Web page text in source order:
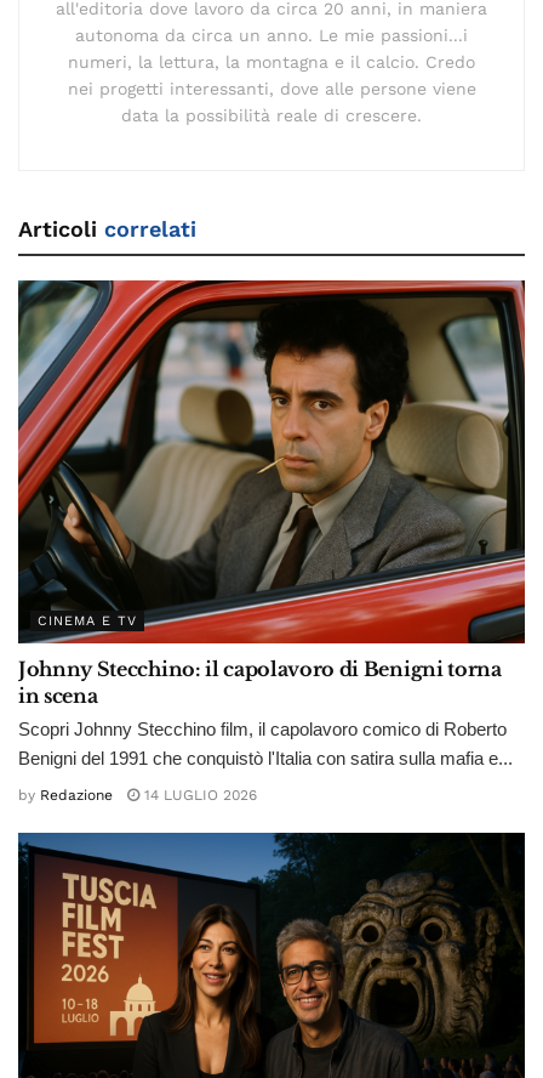
all'editoria dove lavoro da circa 20 anni, in maniera
autonoma da circa un anno. Le mie passioni...i
numeri, la lettura, la montagna e il calcio. Credo
nei progetti interessanti, dove alle persone viene
data la possibilità reale di crescere.
Articoli correlati
CINEMA E TV
Johnny Stecchino: il capolavoro di Benigni torna
in scena
Scopri Johnny Stecchino film, il capolavoro comico di Roberto
Benigni del 1991 che conquistò l'Italia con satira sulla mafia e...
by Redazione 14 LUGLIO 2026